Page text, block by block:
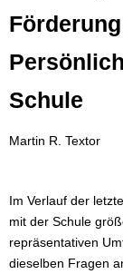
Schule
Martin R. Textor
Im Verlauf der
mit der Schule
repräsentativen
dieselben Fragen